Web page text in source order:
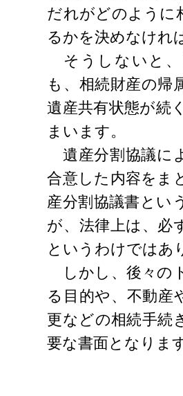
だれがどのように
るかを決めなけれ
そうしないと、
も、相続財産の帰
遺産共有状態が続
まいます。
遺産分割協議に
合意した内容をま
産分割協議書とい
が、法律上は、必
というわけではあ
しかし、後々の
る目的や、不動産
更などの相続手続
要な書面となりま